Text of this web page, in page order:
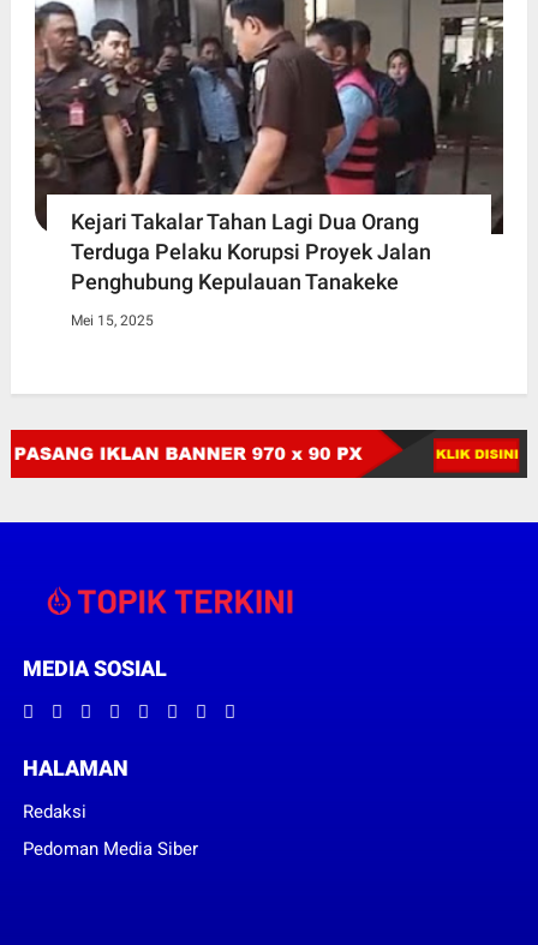
Kejari Takalar Tahan Lagi Dua Orang
Terduga Pelaku Korupsi Proyek Jalan
Penghubung Kepulauan Tanakeke
Mei 15, 2025
MEDIA SOSIAL
HALAMAN
Redaksi
Pedoman Media Siber